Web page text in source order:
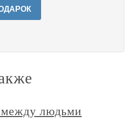
между людьми